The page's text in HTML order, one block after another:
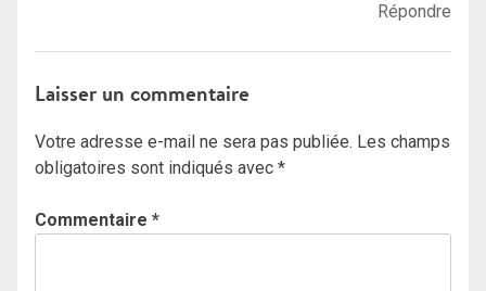
Répondre
Laisser un commentaire
Votre adresse e-mail ne sera pas publiée. Les champs
obligatoires sont indiqués avec *
Commentaire *